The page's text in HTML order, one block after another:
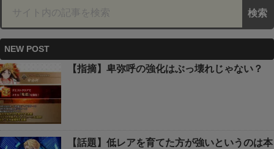
NEW POST
【指摘】卑弥呼の強化はぶっ壊れじゃない？
【話題】低レアを育てた方が強いというのは本